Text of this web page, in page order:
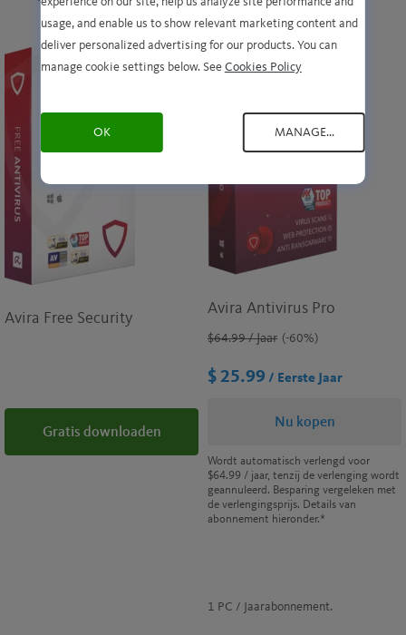
Avira Free Security
Gratis downloaden
Avira Antivirus Pro
$64.99/ Jaar (-60%)
$ 25.99 / Eerste Jaar
Nu kopen
Wordt automatisch verlengd voor
$64.99 / jaar, tenzij de verlenging wordt
geannuleerd. Besparing vergeleken met
de verlengingsprijs. Details van
abonnement hieronder.*
1 PC / Jaarabonnement.
usage, and enable us to show relevant marketing content and
deliver personalized advertising for our products. You can
manage cookie settings below. See Cookies Policy
OK MANAGE...